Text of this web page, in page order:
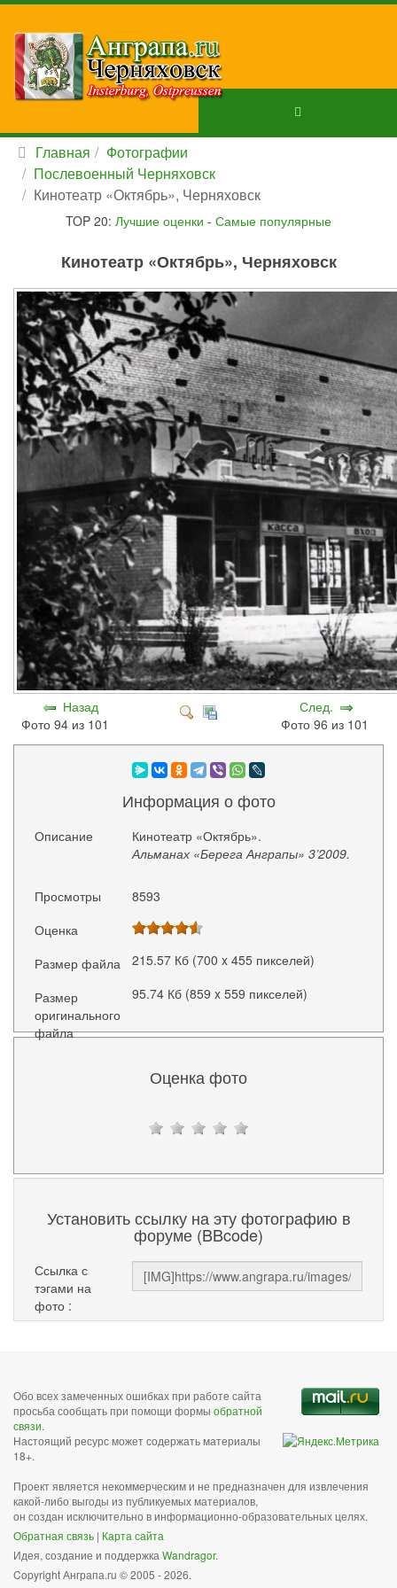
Главная
Фотографии
Послевоенный Черняховск
Кинотеатр «Октябрь», Черняховск
TOP 20: Лучшие оценки - Самые популярные
Кинотеатр «Октябрь», Черняховск
Назад
Фото 94 из 101
След.
Фото 96 из 101
Информация о фото
Описание
Кинотеатр «Октябрь».
Альманах «Берега Анграпы» 3’2009.
Просмотры
8593
Оценка
Размер файла
215.57 Кб (700 x 455 пикселей)
Размер
оригинального
файла
95.74 Кб (859 x 559 пикселей)
Оценка фото
Установить ссылку на эту фотографию в
форуме (BBcode)
Ссылка с
тэгами на
фото :
Обо всех замеченных ошибках при работе сайта
просьба сообщать при помощи формы обратной
связи.
Настоящий ресурс может содержать материалы
18+.
Проект является некоммерческим и не предназначен для извлечения
какой-либо выгоды из публикуемых материалов,
он создан исключительно в информационно-образовательных целях.
Обратная связь | Карта сайта
Идея, создание и поддержка Wandragor.
Copyright Анграпа.ru © 2005 - 2026.